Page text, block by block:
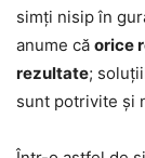
simți nisip în
anume că orice
rezultate;
sunt potrivite și